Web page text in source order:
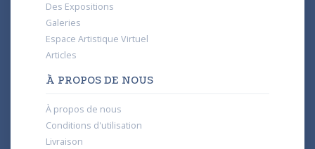
Des Expositions
Galeries
Espace Artistique Virtuel
Articles
À PROPOS DE NOUS
À propos de nous
Conditions d'utilisation
Livraison